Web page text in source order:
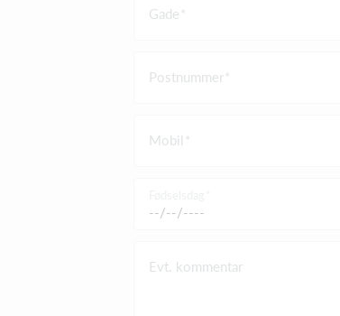
Gade
Postnummer
Mobil
Evt. kommentar